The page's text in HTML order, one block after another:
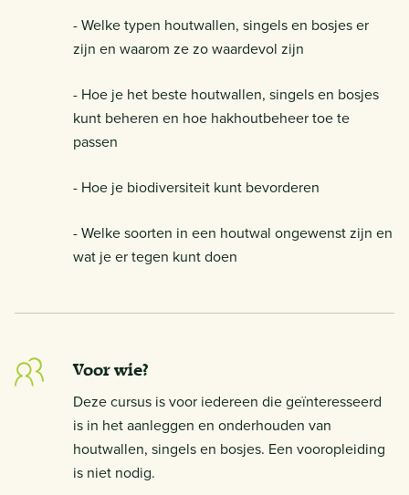
- Welke typen houtwallen, singels en bosjes er
zijn en waarom ze zo waardevol zijn
- Hoe je het beste houtwallen, singels en bosjes
kunt beheren en hoe hakhoutbeheer toe te
passen
- Hoe je biodiversiteit kunt bevorderen
- Welke soorten in een houtwal ongewenst zijn en
wat je er tegen kunt doen
Voor wie?
Deze cursus is voor iedereen die geïnteresseerd
is in het aanleggen en onderhouden van
houtwallen, singels en bosjes. Een vooropleiding
is niet nodig.